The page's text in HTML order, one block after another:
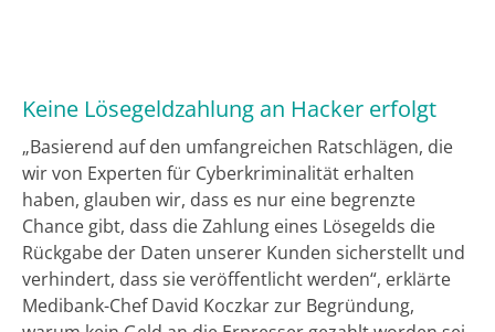
Keine Lösegeldzahlung an Hacker erfolgt
„Basierend auf den umfangreichen Ratschlägen, die
wir von Experten für Cyberkriminalität erhalten
haben, glauben wir, dass es nur eine begrenzte
Chance gibt, dass die Zahlung eines Lösegelds die
Rückgabe der Daten unserer Kunden sicherstellt und
verhindert, dass sie veröffentlicht werden“, erklärte
Medibank-Chef David Koczkar zur Begründung,